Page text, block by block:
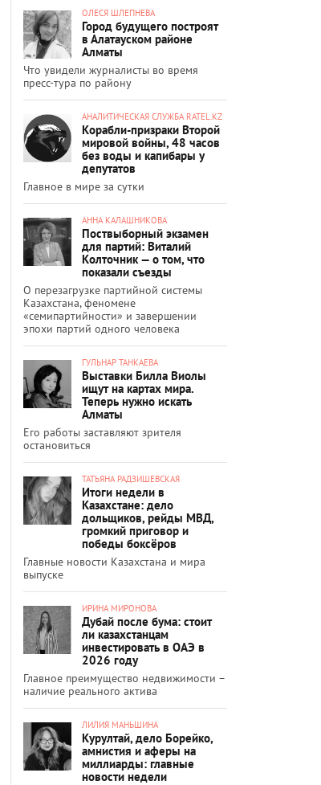
ОЛЕСЯ ШЛЕПНЕВА
Город будущего построят
в Алатауском районе
Алматы
Что увидели журналисты во время
пресс-тура по району
АНАЛИТИЧЕСКАЯ СЛУЖБА RATEL.KZ
Корабли-призраки Второй
мировой войны, 48 часов
без воды и капибары у
депутатов
Главное в мире за сутки
АННА КАЛАШНИКОВА
Поствыборный экзамен
для партий: Виталий
Колточник — о том, что
показали съезды
О перезагрузке партийной системы
Казахстана, феномене
«семипартийности» и завершении
эпохи партий одного человека
ГУЛЬНАР ТАНКАЕВА
Выставки Билла Виолы
ищут на картах мира.
Теперь нужно искать
Алматы
Его работы заставляют зрителя
остановиться
ТАТЬЯНА РАДЗИШЕВСКАЯ
Итоги недели в
Казахстане: дело
дольщиков, рейды МВД,
громкий приговор и
победы боксёров
Главные новости Казахстана и мира
выпуске
ИРИНА МИРОНОВА
Дубай после бума: стоит
ли казахстанцам
инвестировать в ОАЭ в
2026 году
Главное преимущество недвижимости –
наличие реального актива
ЛИЛИЯ МАНЬШИНА
Курултай, дело Борейко,
амнистия и аферы на
миллиарды: главные
новости недели